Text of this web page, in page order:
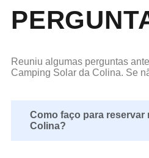
Reuniu algumas perguntas
Camping Solar da Colina. Se
Como faço para reservar
Colina?